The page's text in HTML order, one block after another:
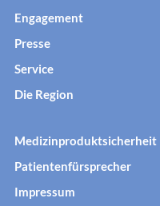
Engagement
Presse
Service
Die Region
Medizinproduktsicherheit
Patientenfürsprecher
Impressum